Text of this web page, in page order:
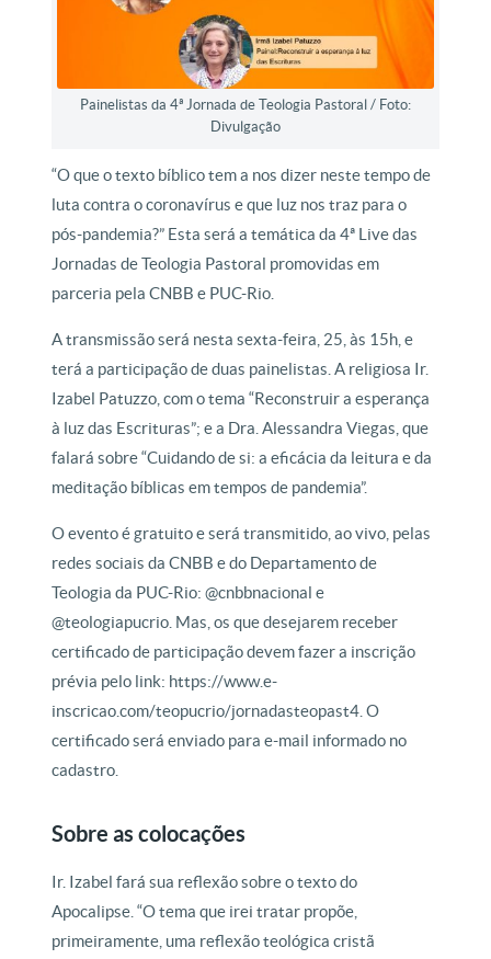
Painelistas da 4ª Jornada de Teologia Pastoral / Foto:
Divulgação
“O que o texto bíblico tem a nos dizer neste tempo de
luta contra o coronavírus e que luz nos traz para o
pós-pandemia?” Esta será a temática da 4ª Live das
Jornadas de Teologia Pastoral promovidas em
parceria pela CNBB e PUC-Rio.
A transmissão será nesta sexta-feira, 25, às 15h, e
terá a participação de duas painelistas. A religiosa Ir.
Izabel Patuzzo, com o tema “Reconstruir a esperança
à luz das Escrituras”; e a Dra. Alessandra Viegas, que
falará sobre “Cuidando de si: a eficácia da leitura e da
meditação bíblicas em tempos de pandemia”.
O evento é gratuito e será transmitido, ao vivo, pelas
redes sociais da CNBB e do Departamento de
Teologia da PUC-Rio: @cnbbnacional e
@teologiapucrio. Mas, os que desejarem receber
certificado de participação devem fazer a inscrição
prévia pelo link: https://www.e-
inscricao.com/teopucrio/jornadasteopast4. O
certificado será enviado para e-mail informado no
cadastro.
Sobre as colocações
Ir. Izabel fará sua reflexão sobre o texto do
Apocalipse. “O tema que irei tratar propõe,
primeiramente, uma reflexão teológica cristã